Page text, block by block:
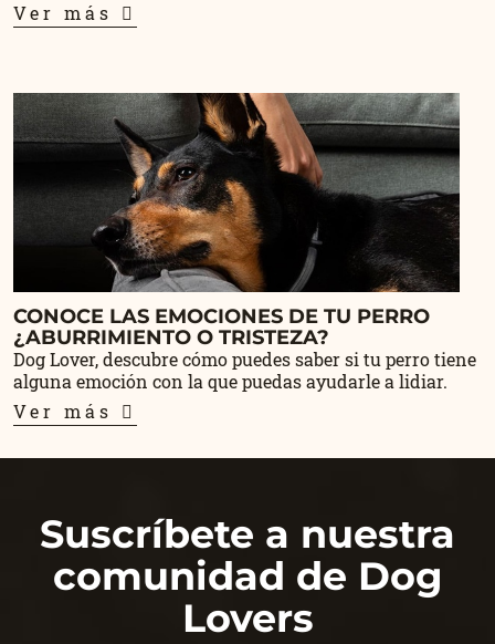
Ver más
CONOCE LAS EMOCIONES DE TU PERRO
¿ABURRIMIENTO O TRISTEZA?
Dog Lover, descubre cómo puedes saber si tu perro tiene
alguna emoción con la que puedas ayudarle a lidiar.
Ver más
Suscríbete a nuestra
comunidad de Dog
Lovers